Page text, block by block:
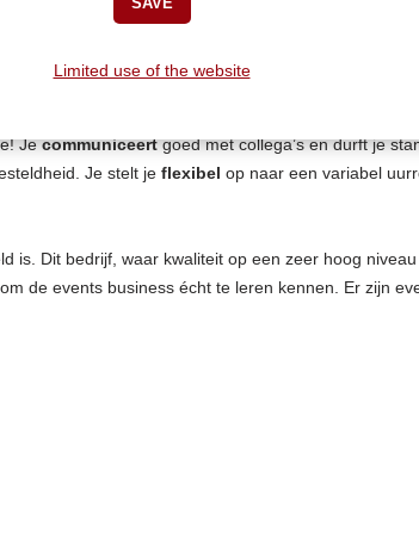
Je deed eerder ervaring op in een cateringbedrijf,
(extra's) schrikt je niet af. Je kookt met
Jecommuniceertgoed met collega’s en durft je
Je stelt je flexibel op naar een variabel
is. Dit bedrijf, waar kwaliteit op een zeer hoog niveau
de events business écht te leren kennen. Er zijn
Limited use of the website